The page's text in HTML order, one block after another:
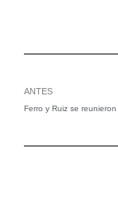
Ant
ANTES